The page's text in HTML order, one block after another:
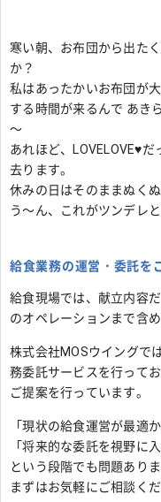
寒い朝、お布団から出た
か？
私はあったかいお布団が
する時間が来るんで あき
～
あれほど、LOVELOVE♥
去ります。
休みの日はそのままぬく
う～ん、これがツンデレ
給食業務の運営・委託を
給食現場では、献立内容
のオペレーションまで含
株式会社MOSウイングで
務委託サービスを行って
ご提案を行っています。
「現状の給食運営が最適
「将来的な委託を視野に
という段階でも問題ありま
まずはお気軽にご相談くだ